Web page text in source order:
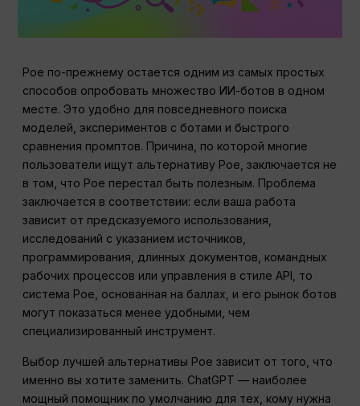
Poe по-прежнему остается одним из самых простых
способов опробовать множество ИИ-ботов в одном
месте. Это удобно для повседневного поиска
моделей, экспериментов с ботами и быстрого
сравнения промптов. Причина, по которой многие
пользователи ищут альтернативу Poe, заключается не
в том, что Poe перестал быть полезным. Проблема
заключается в соответствии: если ваша работа
зависит от предсказуемого использования,
исследований с указанием источников,
программирования, длинных документов, командных
рабочих процессов или управления в стиле API, то
система Poe, основанная на баллах, и его рынок ботов
могут показаться менее удобными, чем
специализированный инструмент.
Выбор лучшей альтернативы Poe зависит от того, что
именно вы хотите заменить. ChatGPT — наиболее
мощный помощник по умолчанию для тех, кому нужна